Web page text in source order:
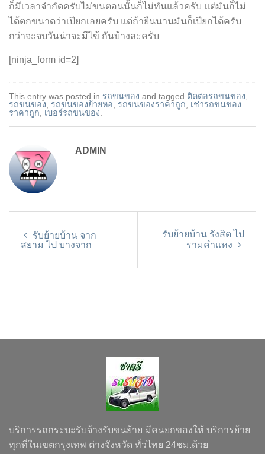
ก็มีเวลาจำกัดครับไม่ขนตอนนั้นก็ไม่ทันแล้วครับ แต่มันก็ไม่
ได้ตกขนาดว่าเปียกเลยครับ แต่ถ้ายืนนานมันก็เปียกได้ครับ
กว่าจะจบวันน่าจะมีไข้ กันบ้างละครับ
[ninja_form id=2]
This entry was posted in รถขนของ and tagged ติดต่อรถขนของ
รถขนของ
รถขนของย้ายหอ รถขนของราคาถูก
เช่ารถขนของ
ราคาถูก
เบอร์รถขนของ
ADMIN
รับย้ายบ้าน จาก
สยาม ไป บางจาก
รับย้ายบ้าน รังสิต ไป
รามคำแหง
บริการรถกระบะรับจ้างรับขนย้าย มีคนยกของให้ บริการย้าย
ทุกที่ในเขตกรุงเทพ ต่างจังหวัด ทั่วไทย 24ชม.ด้วย